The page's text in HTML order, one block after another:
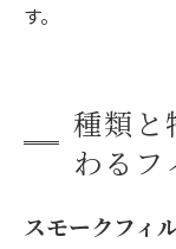
す。
種類と
わるフ
スモークフィ